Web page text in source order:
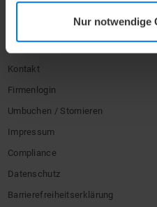
Nur notwendige
Mediacenter
Kontakt
Firmenlogin
Umbuchen / Stornieren
Impressum
Compliance
Datenschutz
Barrierefreiheitserklärung